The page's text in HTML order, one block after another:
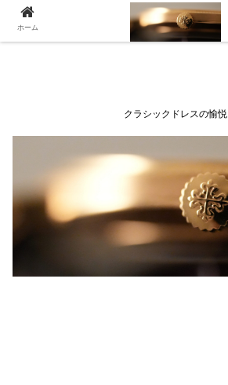
クラシックドレスの愉悦
ホーム